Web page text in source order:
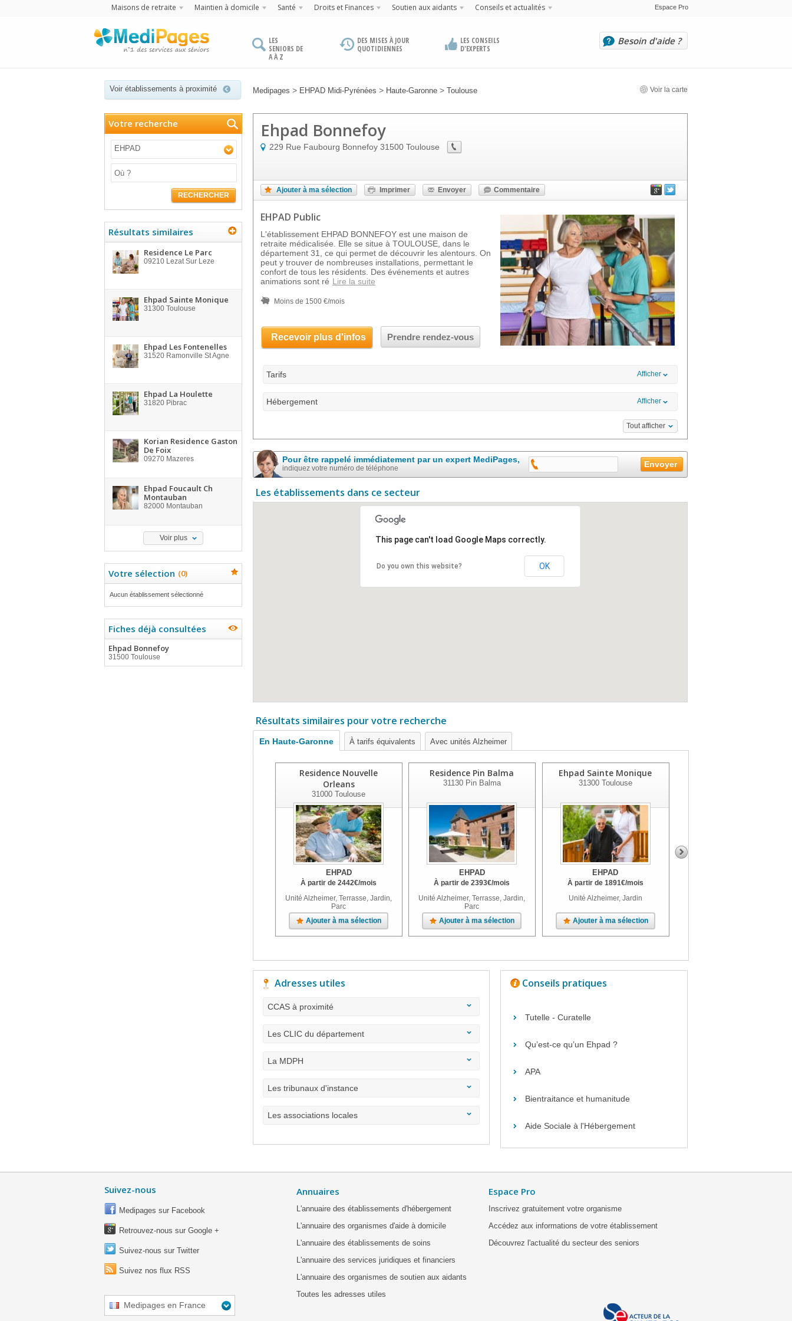
Maisons de retraite Maintien à domicile Santé Droits et Finances Soutien aux aidants Conseils et actualités Espace Pro
LES
SENIORS DE
A À Z
DES MISES À JOUR
QUOTIDIENNES
LES CONSEILS
D'EXPERTS
Besoin d'aide ?
Voir établissements à proximité Medipages > EHPAD Midi-Pyrénées > Haute-Garonne > Toulouse Voir la carte
Votre recherche
EHPAD
RECHERCHER
Résultats similaires
Residence Le Parc
09210 Lezat Sur Leze
Ehpad Sainte Monique
31300 Toulouse
Ehpad Les Fontenelles
31520 Ramonville St Agne
Ehpad La Houlette
31820 Pibrac
Korian Residence Gaston
De Foix
09270 Mazeres
Ehpad Foucault Ch
Montauban
82000 Montauban
Voir plus
Votre sélection (0)
Aucun établissement sélectionné
Fiches déjà consultées
Ehpad Bonnefoy
31500 Toulouse
Ehpad Bonnefoy
229 Rue Faubourg Bonnefoy 31500 Toulouse
Ajouter à ma sélection Imprimer Envoyer Commentaire
EHPAD Public
L'établissement EHPAD BONNEFOY est une maison de
retraite médicalisée. Elle se situe à TOULOUSE, dans le
département 31, ce qui permet de découvrir les alentours. On
peut y trouver de nombreuses installations, permettant le
confort de tous les résidents. Des événements et autres
animations sont ré Lire la suite
Moins de 1500 €/mois
Recevoir plus d'infos Prendre rendez-vous
Tarifs Afficher
Hébergement Afficher
Tout afficher
Pour être rappelé immédiatement par un expert MediPages,
indiquez votre numéro de téléphone
Les établissements dans ce secteur
This page can't load Google Maps correctly.
Do you own this website? OK
Résultats similaires pour votre recherche
En Haute-Garonne À tarifs équivalents Avec unités Alzheimer
Residence Nouvelle
Orleans
31000 Toulouse
EHPAD
À partir de 2442€/mois
Unité Alzheimer, Terrasse, Jardin,
Parc
Ajouter à ma sélection
Residence Pin Balma
31130Pin Balma
EHPAD
À partir de2393€/mois
Unité Alzheimer, Terrasse, Jardin,
Parc
Ajouter à ma sélection
Ehpad Sainte Monique
31300Toulouse
EHPAD
À partir de 1891€/mois
Unité Alzheimer, Jardin
Ajouter à ma sélection
Adresses utiles
CCAS à proximité
Les CLIC du département
La MDPH
Les tribunaux d'instance
Les associations locales
Conseils pratiques
Tutelle - Curatelle
Qu’est-ce qu’un Ehpad ?
APA
Bientraitance et humanitude
Aide Sociale à l'Hébergement
Suivez-nous
Medipages sur Facebook
Retrouvez-nous sur Google +
Suivez-nous sur Twitter
Suivez nos flux RSS
Medipages en France
Annuaires
L'annuaire des établissements d'hébergement
L'annuaire des organismes d'aide à domicile
L'annuaire des établissements de soins
L'annuaire des services juridiques et financiers
L'annuaire des organismes de soutien aux aidants
Toutes les adresses utiles
Espace Pro
Inscrivez gratuitement votre organisme
Accédez aux informations de votre établissement
Découvrez l'actualité du secteur des seniors